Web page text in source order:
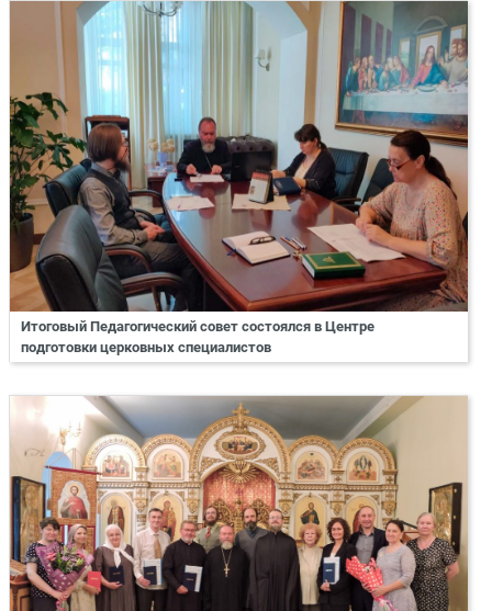
Итоговый Педагогический совет состоялся в Центре
подготовки церковных специалистов